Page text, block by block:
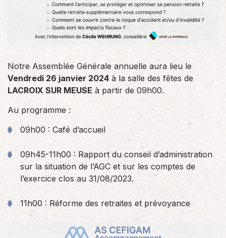
Notre Assemblée Générale annuelle aura lieu le
Vendredi 26 janvier 2024 à la salle des fêtes de
LACROIX SUR MEUSE à partir de 09h00.
Au programme :
09h00 : Café d’accueil
09h45-11h00 : Rapport du conseil d’administration
sur la situation de l’AGC et sur les comptes de
l’exercice clos au 31/08/2023.
11h00 : Réforme des retraites et prévoyance